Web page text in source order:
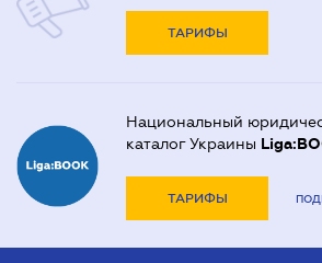
ТАРИФЫ
Национальный
каталог Украины
ТАРИФЫ